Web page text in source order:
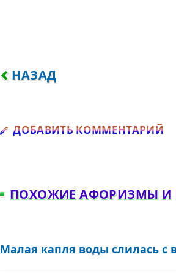
ПРЕДЫДУЩИЙ: КОНЕЦ
НАЗАД
ДОБАВИТЬ КОММЕНТАРИЙ
ПОХОЖИЕ АФОРИЗМЫ И
Малая капля воды слилась с